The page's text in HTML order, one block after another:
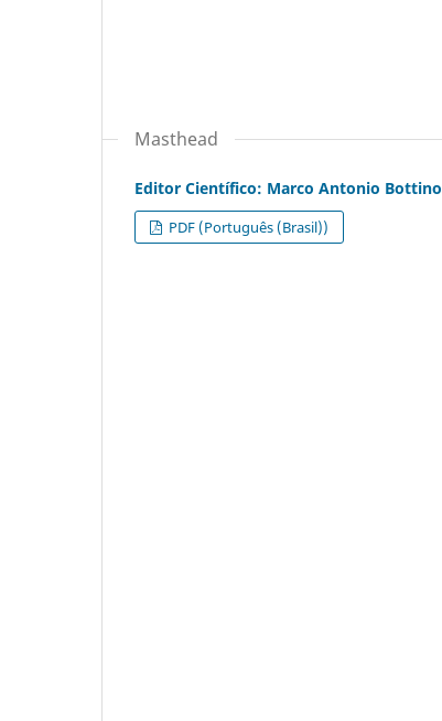
Masthead
Editor Científico: Marco Antonio Bottino
PDF (Português (Brasil))